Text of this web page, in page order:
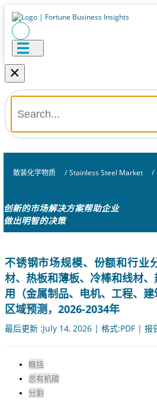
×
散装化学物质 / Stainless Steel Market /
创新的市场解决方案帮助企业
做出明智的决策
不锈钢市场规模、份额和行业
材、热板和薄板、冷棒和线材
用（金属制品、电机、工程、
区域预测，2026-2034年
最后更新 :July 14, 2026 | 格式:PDF | 报
概括
总有机碳
分割